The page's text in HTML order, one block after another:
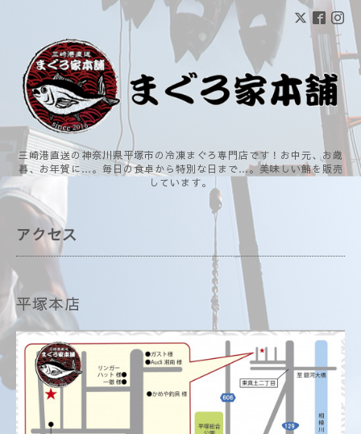
三崎港直送の神奈川県平塚市の冷凍まぐろ専門店です！お中元、お歳
暮、お年賀に…。毎日の食卓から特別な日まで…。美味しい鮪を販売
しています。
アクセス
平塚本店